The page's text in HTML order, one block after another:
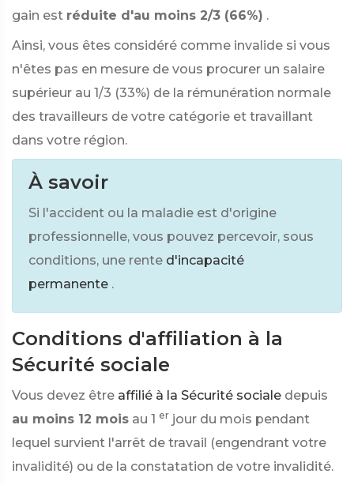
gain est réduite d'au moins 2/3 (66%) .
Ainsi, vous êtes considéré comme invalide si vous
n'êtes pas en mesure de vous procurer un salaire
supérieur au 1/3 (33%) de la rémunération normale
des travailleurs de votre catégorie et travaillant
dans votre région.
À savoir
Si l'accident ou la maladie est d'origine
professionnelle, vous pouvez percevoir, sous
conditions, une rente d'incapacité
permanente .
Conditions d'affiliation à la
Sécurité sociale
Vous devez être affilié à la Sécurité sociale depuis
au moins 12 mois au 1 er jour du mois pendant
lequel survient l'arrêt de travail (engendrant votre
invalidité) ou de la constatation de votre invalidité.